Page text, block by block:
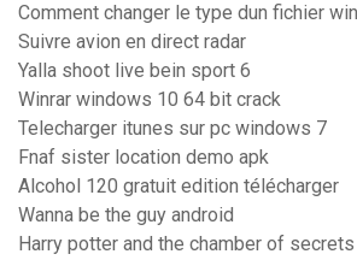
Comment changer le type dun fichier
Suivre avion en direct radar
Yalla shoot live bein sport 6
Winrar windows 10 64 bit crack
Telecharger itunes sur pc windows 7
Fnaf sister location demo apk
Alcohol 120 gratuit edition télécharger
Wanna be the guy android
Harry potter and the chamber of